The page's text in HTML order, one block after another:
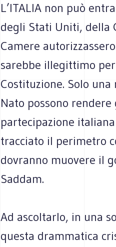
L’ITALIA non può
degli Stati Uniti, della
Camere
sarebbe illegittimo
Costituzione. Solo
Nato possono
partecipazione
tracciato il perimetro
dovranno muovere il
Saddam.
Ad ascoltarlo, in una
questa drammatica